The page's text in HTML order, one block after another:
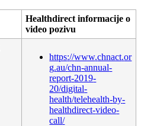
Healthdirect informacije o
video pozivu
https://www.chnact.or
g.au/chn-annual-
report-2019-
20/digital-
health/telehealth-by-
healthdirect-video-
call/